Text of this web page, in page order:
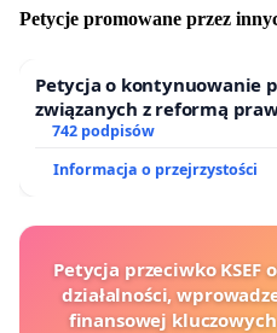
Petycje promowane przez
Petycja o kontynuowanie
związanych z reformą
742 podpisów
Informacja o przejrzystości
Petycja przeciwko KSEF
działalności,
finansowej